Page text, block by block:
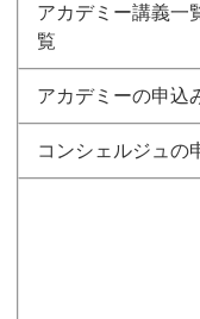
アカデミー講義一
覧
アカデミーの申込
コンシェルジュの